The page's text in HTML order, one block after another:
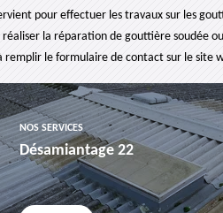
pour effectuer les travaux sur les
la réparation de gouttière soudée
le formulaire de contact sur le site
NOS SERVICES
Désamiantage 22